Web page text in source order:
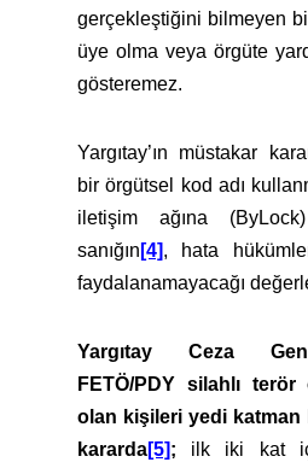
gerçekleştiğini bilmeyen
üye olma veya örgüte
gösteremez.
Yargıtay’ın müstakar
bir örgütsel kod adı
iletişim ağına
sanığın [4], hata
faydalanamayacağı
Yargıtay Ceza
FETÖ/PDY silahlı
olan kişileri yedi katman
kararda[5]; ilk iki kat